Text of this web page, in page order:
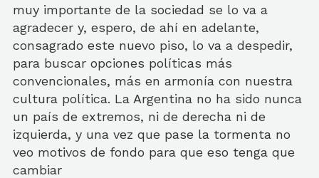
muy importante de la sociedad se lo va a
agradecer y, espero, de ahí en adelante,
consagrado este nuevo piso, lo va a despedir,
para buscar opciones políticas más
convencionales, más en armonía con nuestra
cultura política. La Argentina no ha sido nunca
un país de extremos, ni de derecha ni de
izquierda, y una vez que pase la tormenta no
veo motivos de fondo para que eso tenga que
cambiar